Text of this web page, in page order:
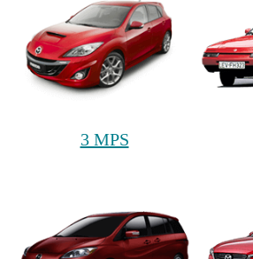
3 MPS